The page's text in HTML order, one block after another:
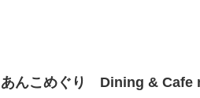
あんこめぐり Dining & Cafe